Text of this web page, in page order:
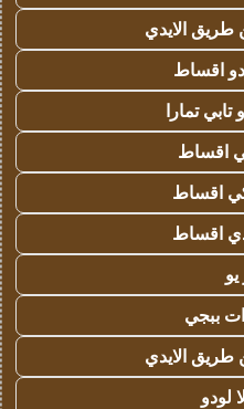
الايدي
اقساط
تمارا
اقساط
اقساط
اقساط
ببجي
الايدي
لودو